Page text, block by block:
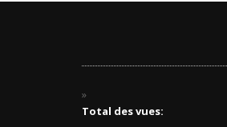
Total des vues: